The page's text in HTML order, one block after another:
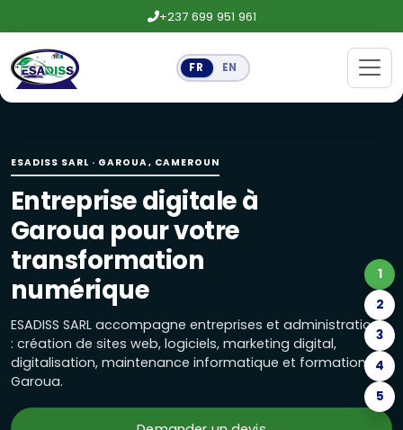
+237 699 951 961
FR EN
Entreprise digitale à Garoua
Création de sites web et logiciels
Site vitrine, boutique en ligne, landing page,
Maintenance informatique,
Maintenance préventive, installation de réseaux,
Marketing digital : réseaux
Gestion des réseaux sociaux, publicités Facebook,
Formations Excel, marketing
Formations en présentiel à Garoua : Excel avancé,
ESADISS SARL · GAROUA, CAMEROUN
Entreprise digitale à
Garoua pour votre
transformation
numérique
ESADISS SARL accompagne entreprises et administrations
: création de sites web, logiciels, marketing digital,
digitalisation, maintenance informatique et formations à
Garoua.
1
2
3
4
5